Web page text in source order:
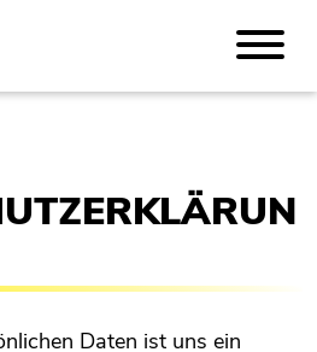
springen
Daten ist uns ein